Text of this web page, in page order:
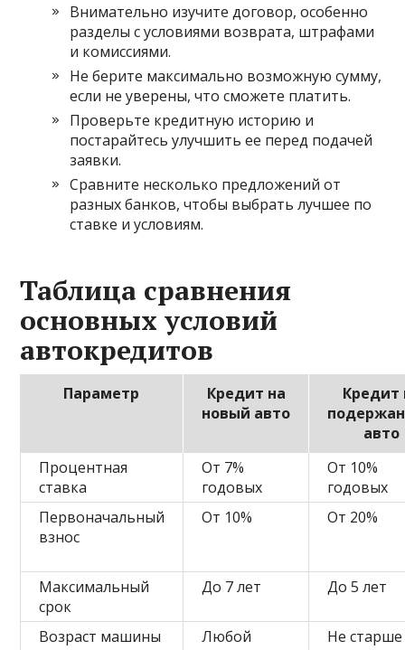
Внимательно изучите договор, особенно
разделы с условиями возврата, штрафами
и комиссиями.
Не берите максимально возможную сумму,
если не уверены, что сможете платить.
Проверьте кредитную историю и
постарайтесь улучшить ее перед подачей
заявки.
Сравните несколько предложений от
разных банков, чтобы выбрать лучшее по
ставке и условиям.
Таблица сравнения
основных условий
автокредитов
Параметр
Кредит на
новый авто
Кредит
авто
Процентная
ставка
От 7%
годовых
От 10%
годовых
Первоначальный
взнос
От 10% От 20%
Максимальный
срок
До 7 лет До 5 лет
Возраст машины
Любой
Не старше